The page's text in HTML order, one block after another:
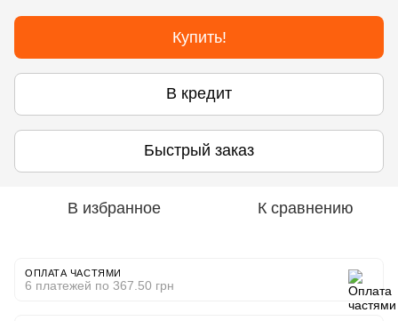
Купить!
В кредит
Быстрый заказ
В избранное К сравнению
ОПЛАТА ЧАСТЯМИ
6 платежей по 367.50 грн